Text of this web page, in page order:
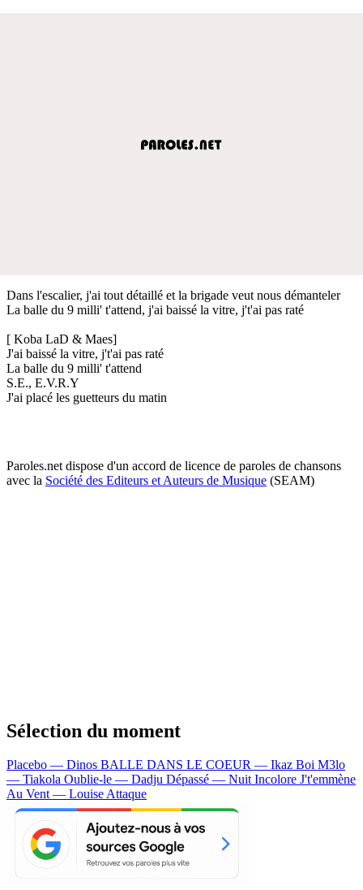
Dans l'escalier, j'ai tout détaillé et la brigade veut nous démanteler
La balle du 9 milli' t'attend, j'ai baissé la vitre, j't'ai pas raté
[ Koba LaD & Maes]
J'ai baissé la vitre, j't'ai pas raté
La balle du 9 milli' t'attend
S.E., E.V.R.Y
J'ai placé les guetteurs du matin
Paroles.net dispose d'un accord de licence de paroles de chansons
avec la Société des Editeurs et Auteurs de Musique (SEAM)
Sélection du moment
Placebo — Dinos BALLE DANS LE COEUR — Ikaz Boi M3lo
— Tiakola Oublie-le — Dadju Dépassé — Nuit Incolore J't'emmène
Au Vent — Louise Attaque